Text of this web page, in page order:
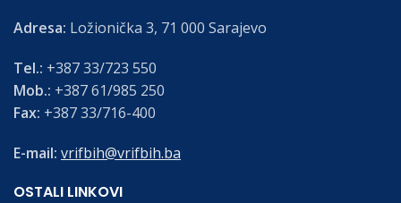
Adresa: Ložionička 3, 71 000 Sarajevo
Tel.: +387 33/723 550
Mob.: +387 61/985 250
Fax: +387 33/716-400
E-mail: vrifbih@vrifbih.ba
OSTALI LINKOVI